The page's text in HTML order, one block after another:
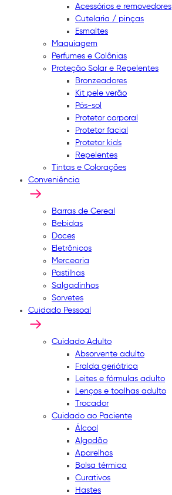
Acessórios e removedores
Cutelaria / pinças
Esmaltes
Maquiagem
Perfumes e Colônias
Proteção Solar e Repelentes
Bronzeadores
Kit pele verão
Pós-sol
Protetor corporal
Protetor facial
Protetor kids
Repelentes
Tintas e Colorações
Conveniência
Barras de Cereal
Bebidas
Doces
Eletrônicos
Mercearia
Pastilhas
Salgadinhos
Sorvetes
Cuidado Pessoal
Cuidado Adulto
Absorvente adulto
Fralda geriátrica
Leites e fórmulas adulto
Lenços e toalhas adulto
Trocador
Cuidado ao Paciente
Álcool
Algodão
Aparelhos
Bolsa térmica
Curativos
Hastes